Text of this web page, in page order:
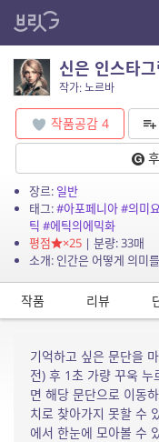
신은 인스타
작가: 노르바
작품공감 4
장르: 일반
태그:#아포페니아#의미
틱 #에틱의에믹화
평점
×25| 분량: 33매
작품 리뷰
기억하고 싶은 문단을
전) 후 1초 가량 꾸욱 누
면 해당 문단으로 이동
치로 찾아가지 못할 수
에서 한눈에 모아볼 수